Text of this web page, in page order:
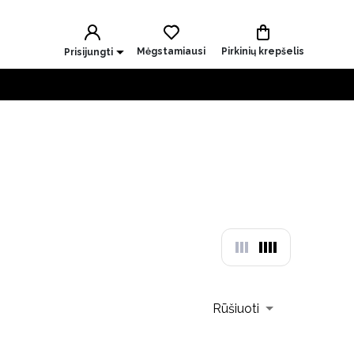
Prisijungti Mėgstamiausi Pirkinių krepšelis
Rūšiuoti